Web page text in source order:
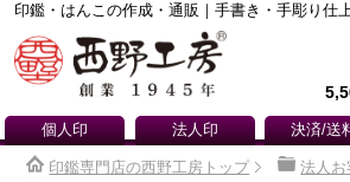
印鑑・はんこの作成・通販｜手書き・手彫り仕
個人印 法人印 決済/送
印鑑専門店の西野工房トップ
法人